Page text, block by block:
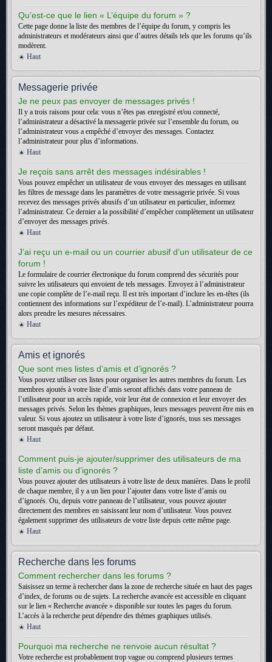
Qu’est-ce que le lien « L’équipe du forum » ?
Cette page donne la liste des membres de l’équipe du forum, y compris les
administrateurs et modérateurs ainsi que d’autres détails tels que les forums qu’ils
modèrent.
Haut
Messagerie privée
Je ne peux pas envoyer de messages privés !
Il y a trois raisons pour cela: vous n’êtes pas enregistré et/ou connecté,
l’administrateur a désactivé la messagerie privée sur l’ensemble du forum, ou
l’administrateur vous a empêché d’envoyer des messages. Contactez
l’administrateur pour plus d’informations.
Haut
Je reçois sans arrêt des messages indésirables !
Vous pouvez empêcher un utilisateur de vous envoyer des messages en utilisant
les filtres de message dans les paramètres de votre messagerie privée. Si vous
recevez des messages privés abusifs d’un utilisateur en particulier, informez
l’administrateur. Ce dernier a la possibilité d’empêcher complètement un utilisateur
d’envoyer des messages privés.
Haut
J’ai reçu un e-mail ou un courrier abusif d’un utilisateur de ce
forum !
Le formulaire de courrier électronique du forum comprend des sécurités pour
suivre les utilisateurs qui envoient de tels messages. Envoyez à l’administrateur
une copie complète de l’e-mail reçu. Il est très important d’inclure les en-têtes (ils
contiennent des informations sur l’expéditeur de l’e-mail). L’administrateur pourra
alors prendre les mesures nécessaires.
Haut
Amis et ignorés
Que sont mes listes d’amis et d’ignorés ?
Vous pouvez utiliser ces listes pour organiser les autres membres du forum. Les
membres ajoutés à votre liste d’amis seront affichés dans votre panneau de
l’utilisateur pour un accès rapide, voir leur état de connexion et leur envoyer des
messages privés. Selon les thèmes graphiques, leurs messages peuvent être mis en
valeur. Si vous ajoutez un utilisateur à votre liste d’ignorés, tous ses messages
seront masqués par défaut.
Haut
Comment puis-je ajouter/supprimer des utilisateurs de ma
liste d’amis ou d’ignorés ?
Vous pouvez ajouter des utilisateurs à votre liste de deux manières. Dans le profil
de chaque membre, il y a un lien pour l’ajouter dans votre liste d’amis ou
d’ignorés. Ou, depuis votre panneau de l’utilisateur, vous pouvez ajouter
directement des membres en saisissant leur nom d’utilisateur. Vous pouvez
également supprimer des utilisateurs de votre liste depuis cette même page.
Haut
Recherche dans les forums
Comment rechercher dans les forums ?
Saisissez un terme à rechercher dans la zone de recherche située en haut des pages
d’index, de forums ou de sujets. La recherche avancée est accessible en cliquant
sur le lien « Recherche avancée » disponible sur toutes les pages du forum.
L’accès à la recherche peut dépendre des thèmes graphiques utilisés.
Haut
Pourquoi ma recherche ne renvoie aucun résultat ?
Votre recherche est probablement trop vague ou comprend plusieurs termes